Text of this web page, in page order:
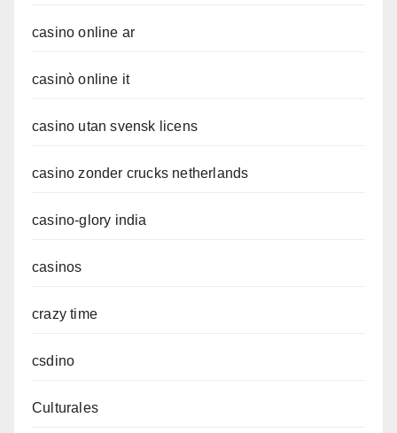
casino online ar
casinò online it
casino utan svensk licens
casino zonder crucks netherlands
casino-glory india
casinos
crazy time
csdino
Culturales